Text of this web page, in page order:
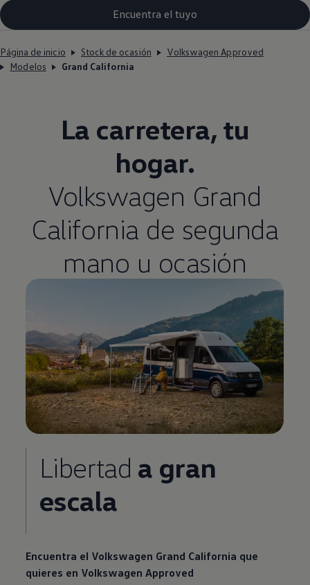
Encuentra el tuyo
Página de inicio Stock de ocasión
Volkswagen Approved
Modelos
Grand California
La carretera, tu
hogar.
Volkswagen Grand
California de segunda
mano u ocasión
Libertad a gran
escala
Encuentra el Volkswagen Grand California que
quieres en Volkswagen Approved